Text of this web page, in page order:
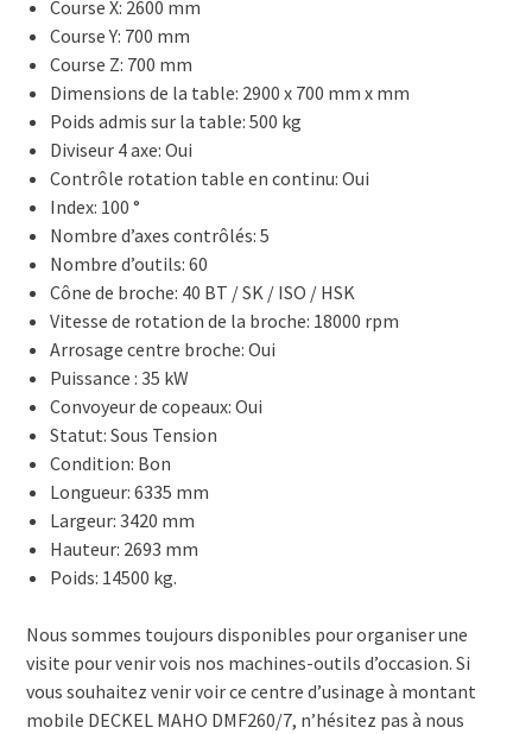
Course X: 2600 mm
Course Y: 700 mm
Course Z: 700 mm
Dimensions de la table: 2900 x 700 mm x mm
Poids admis sur la table: 500 kg
Diviseur 4 axe: Oui
Contrôle rotation table en continu: Oui
Index: 100 °
Nombre d’axes contrôlés: 5
Nombre d’outils: 60
Cône de broche: 40 BT / SK / ISO / HSK
Vitesse de rotation de la broche: 18000 rpm
Arrosage centre broche: Oui
Puissance : 35 kW
Convoyeur de copeaux: Oui
Statut: Sous Tension
Condition: Bon
Longueur: 6335 mm
Largeur: 3420 mm
Hauteur: 2693 mm
Poids: 14500 kg.
Nous sommes toujours disponibles pour organiser une
visite pour venir vois nos machines-outils d’occasion. Si
vous souhaitez venir voir ce centre d’usinage à montant
mobile DECKEL MAHO DMF260/7, n’hésitez pas à nous